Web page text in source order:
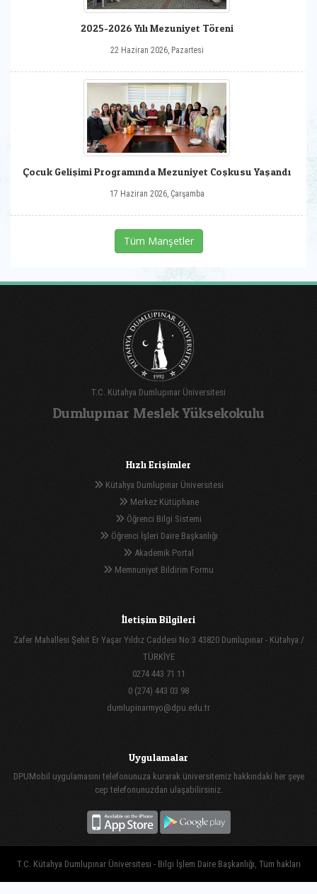
2025-2026 Yılı Mezuniyet Töreni
22 Haziran 2026, Pazartesi
Çocuk Gelişimi Programında Mezuniyet Coşkusu Yaşandı
17 Haziran 2026, Çarşamba
Tüm Manşetler
T.C. Kütahya Dumlupınar Üniversitesi
Dumlupınar Meslek Yüksekokulu
Hızlı Erişimler
Kütahya Dumlupınar Üniversitesi
Merkez Kütüphane
Öğrenci Bilgi Sistemi
Öğrenci İşleri Daire Başkanlığı
Akademik Portal
Memnuniyet Bildirim Formu
İletişim Bilgileri
Zafer Mahallesi Şehit Er Yaşar Yıldız Caddesi No:3 43820 Dumlupınar - Kütahya /
TÜRKİYE
0274 443 71 11
0 (274) 443 03 98
dumlupinarmyo@dpu.edu.tr
Uygulamalar
DPUMobil uygulamasını telefonunuza kurarak üniversitemiz hakkındaki her şeye
cep telefonunuzdan ulaşabilirsiniz.
T.C. Kütahya Dumlupınar Üniversitesi - Bilgi İşlem Daire Başkanlığı, Tüm hakları